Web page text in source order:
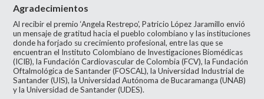
Agradecimientos
Al recibir el premio ‘Angela Restrepo’, Patricio López Jaramillo envió
un mensaje de gratitud hacia el pueblo colombiano y las instituciones
donde ha forjado su crecimiento profesional, entre las que se
encuentran el Instituto Colombiano de Investigaciones Biomédicas
(ICIB), la Fundación Cardiovascular de Colombia (FCV), la Fundación
Oftalmológica de Santander (FOSCAL), la Universidad Industrial de
Santander (UIS), la Universidad Autónoma de Bucaramanga (UNAB)
y la Universidad de Santander (UDES).